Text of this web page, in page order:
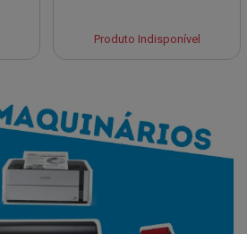
Produto Indisponível